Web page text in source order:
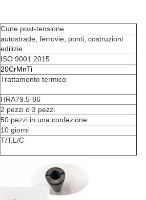
Cune post-tensione
autostrade, ferrovie, ponti, costruzioni
edilizie
ISO 9001:2015
20CrMnTi
Trattamento termico
HRA79.5-86
2 pezzi o 3 pezzi
50 pezzi in una confezione
10 giorni
T/T,L/C